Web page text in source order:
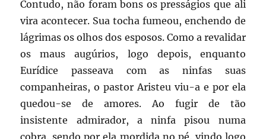
Contudo, não foram bons os presságios que ali
vira acontecer. Sua tocha fumeou, enchendo de
lágrimas os olhos dos esposos. Como a revalidar
os maus augúrios, logo depois, enquanto
Eurídice passeava com as ninfas suas
companheiras, o pastor Aristeu viu-a e por ela
quedou-se de amores. Ao fugir de tão
insistente admirador, a ninfa pisou numa